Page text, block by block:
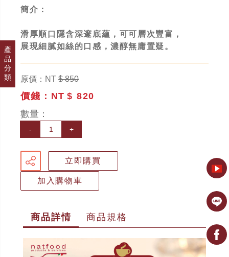
產
品
分
類
簡介：
滑厚順口隱含深邃底蘊，可可層次豐富，
展現細膩如絲的口感，濃醇無庸置疑。
原價：NT $ 850
價錢：NT $ 820
數量：
- +
立即購買
加入購物車
商品詳情 商品規格